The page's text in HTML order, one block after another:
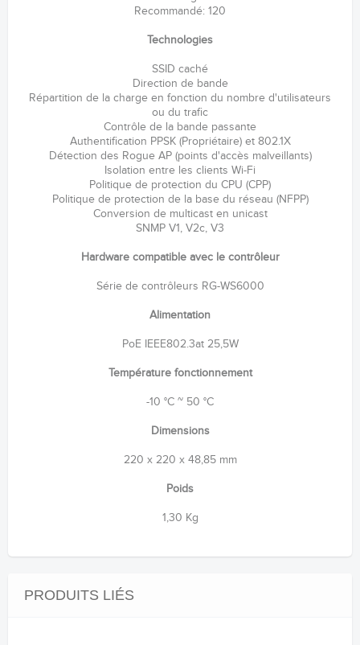
Recommandé: 120
Technologies
SSID caché
Direction de bande
Répartition de la charge en fonction du nombre d'utilisateurs
ou du trafic
Contrôle de la bande passante
Authentification PPSK (Propriétaire) et 802.1X
Détection des Rogue AP (points d'accès malveillants)
Isolation entre les clients Wi-Fi
Politique de protection du CPU (CPP)
Politique de protection de la base du réseau (NFPP)
Conversion de multicast en unicast
SNMP V1, V2c, V3
Hardware compatible avec le contrôleur
Série de contrôleurs RG-WS6000
Alimentation
PoE IEEE802.3at 25,5W
Température fonctionnement
-10 °C ~ 50 °C
Dimensions
220 x 220 x 48,85 mm
Poids
1,30 Kg
PRODUITS LIÉS